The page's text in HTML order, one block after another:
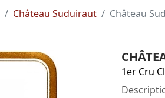
Château Suduiraut Château
1er Cru